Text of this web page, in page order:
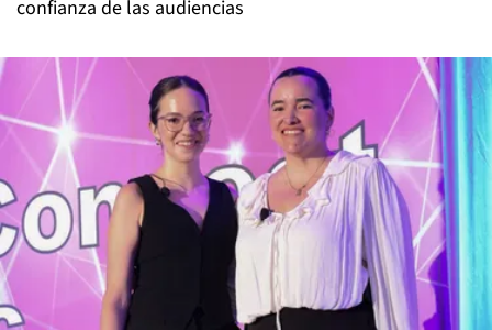
confianza de las audiencias